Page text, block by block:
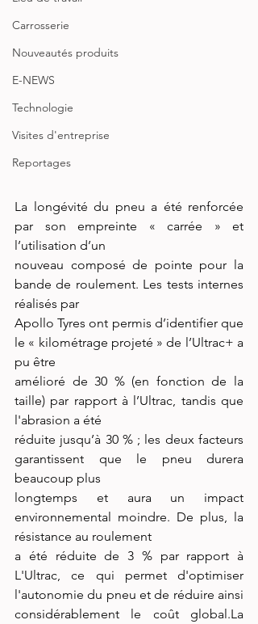
Carrosserie
Nouveautés produits
E-NEWS
Technologie
Visites d'entreprise
Reportages
La longévité du pneu a été renforcée
par son empreinte « carrée » et
l’utilisation d’un
nouveau composé de pointe pour la
bande de roulement. Les tests internes
réalisés par
Apollo Tyres ont permis d’identifier que
le « kilométrage projeté » de l’Ultrac+ a
pu être
amélioré de 30 % (en fonction de la
taille) par rapport à l’Ultrac, tandis que
l'abrasion a été
réduite jusqu’à 30 % ; les deux facteurs
garantissent que le pneu durera
beaucoup plus
longtemps et aura un impact
environnemental moindre. De plus, la
résistance au roulement
a été réduite de 3 % par rapport à
L'Ultrac, ce qui permet d'optimiser
l'autonomie du pneu et de réduire ainsi
considérablement le coût global.La